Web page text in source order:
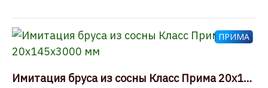
ПРИМА
Имитация бруса из сосны Класс Прима 20x145x3000 мм